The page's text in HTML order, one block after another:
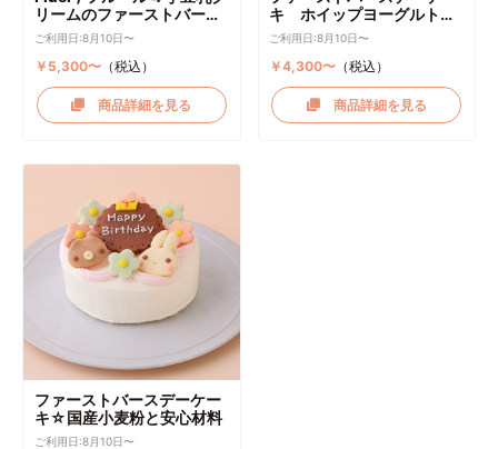
リームのファーストバース
デーケーキ ケーキトッパー
付き
ご利用日:8月10日〜
￥5,300〜（税込）
商品詳細を見る
キ ホイップヨーグルトク
リーム
ご利用日:8月10日〜
￥4,300〜 （税込）
商品詳細を見る
ファーストバースデーケー
キ☆国産小麦粉と安心材料
ご利用日:8月10日〜